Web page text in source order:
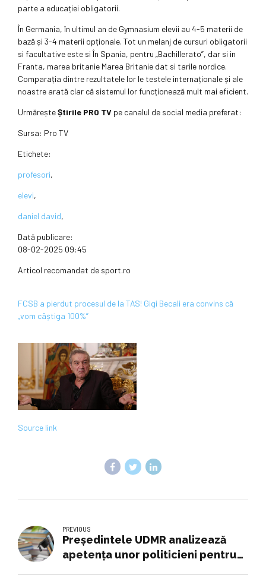
parte a educației obligatorii.
În Germania, în ultimul an de Gymnasium elevii au 4-5 materii de
bază și 3-4 materii opționale. Tot un melanj de cursuri obligatorii
si facultative este si În Spania, pentru „Bachillerato”, dar si in
Franta, marea britanie Marea Britanie dat si tarile nordice.
Comparația dintre rezultatele lor le testele internaționale și ale
noastre arată clar că sistemul lor funcționează mult mai eficient.
UrmăreșteȘtirile PRO TV pe canalul de social media preferat:
Sursa: Pro TV
Etichete:
profesori,
elevi,
daniel david,
Dată publicare:
08-02-2025 09:45
Articol recomandat de sport.ro
FCSB a pierdut procesul de la TAS! Gigi Becali era convins că
„vom câștiga 100%”
Source link
PREVIOUS
Preşedintele UDMR analizează
apetenţa unor politicieni pentru